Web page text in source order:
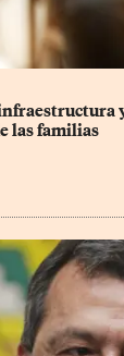
infraestructura
las familias